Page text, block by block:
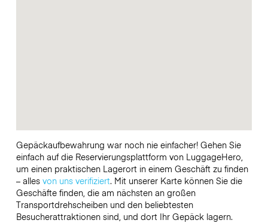
Gepäckaufbewahrung war noch nie einfacher! Gehen Sie
einfach auf die Reservierungsplattform von LuggageHero,
um einen praktischen Lagerort in einem Geschäft zu finden
– alles von uns verifiziert. Mit unserer Karte können Sie die
Geschäfte finden, die am nächsten an großen
Transportdrehscheiben und den beliebtesten
Besucherattraktionen sind, und dort Ihr Gepäck lagern.